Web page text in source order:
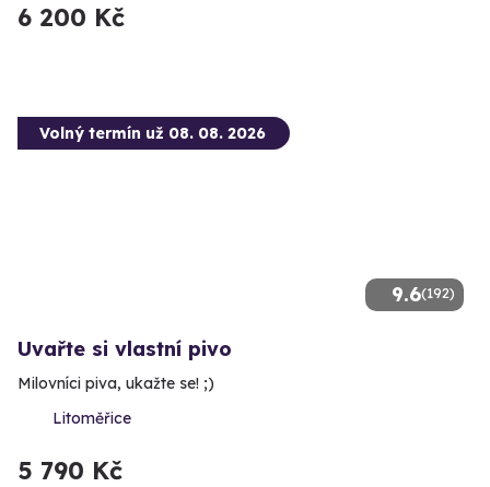
6 200 Kč
9.6(192)
Volný termín už 08. 08. 2026
Uvařte si vlastní pivo
Milovníci piva, ukažte se! ;)
Litoměřice
5 790 Kč